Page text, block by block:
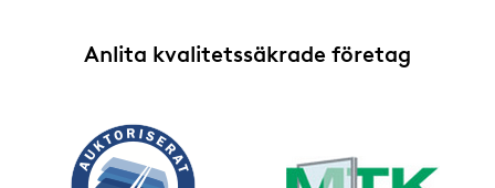
Anlita kvalitetssäkrade företag